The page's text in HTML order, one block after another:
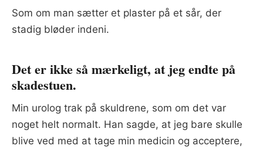
Som om man sætter et plaster på et sår, der
stadig bløder indeni.
Det er ikke så mærkeligt, at jeg endte på
skadestuen.
Min urolog trak på skuldrene, som om det var
noget helt normalt. Han sagde, at jeg bare skulle
blive ved med at tage min medicin og acceptere,